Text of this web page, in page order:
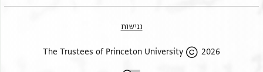
נגישות
2026 The Trustees of Princeton University